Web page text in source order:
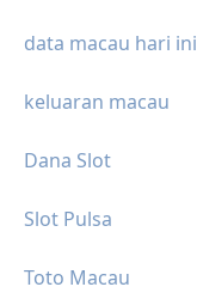
data macau hari ini
keluaran macau
Dana Slot
Slot Pulsa
Toto Macau